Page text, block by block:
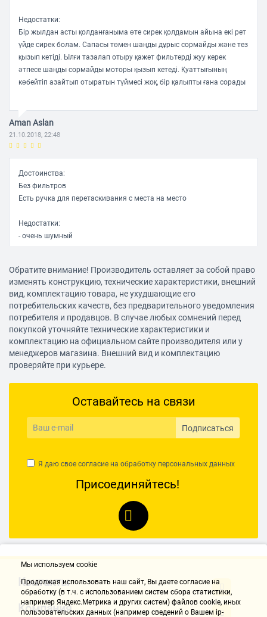
Недостатки:
Бір жылдан асты қолданғаныма өте сирек қолдамын айына екі рет
үйде сирек болам. Сапасы төмен шаңды дұрыс сормайды және тез
қызып кетіді. Ылғи тазалап отыру қажет фильтерді жуу керек
әтпесе шаңды сормайды моторы қызып кетеді. Қуаттығының
көбейтіп азайтып отыратын түймесі жоқ, бір қалыпты ғана сорады
Aman Aslan
21.10.2018, 22:48
Достоинства:
Без фильтров
Есть ручка для перетаскивания с места на место
Недостатки:
- очень шумный
начинает издавать ужасающие звуки (но вроде как эта проблема
решена в более новых версиях пылесосов такого же типа у
Samsung)
- насадка на ручку плохо подвижная и вообще топорная: если
пылесосишь под кроватями, где приходится опускать ручку
горизонтально полу, эта насадка поднимается над полом и,
соотвественно, не пылесосит по максимому. Приходится
изголяться в разных ракурсах и тратить силы и нервы, чтобы
много лет. Но если бы знать все его минусы заранее, не купила бы.
18.10.2018, 14:07
Хорошая мощность, приятный внешний вид.
Недостатки:
Труба сборная, не выдвижная (это терпимо, влияет только на
удобство хранения).
Отсутствие щетинок на большой щетке, и соответственно, нет
переключателя на щетке - с щетинками/без щетинок.
Обратите внимание! Производитель оставляет за собой право
изменять конструкцию, технические характеристики, внешний
вид, комплектацию товара, не ухудшающие его
потребительских качеств, без предварительного уведомления
потребителя и продавцов. В случае любых сомнений перед
покупкой уточняйте технические характеристики и
комплектацию на официальном сайте производителя или у
менеджеров магазина. Внешний вид и комплектацию
проверяйте при курьере.
Оставайтесь на связи
Подписаться
Я даю свое согласие на обработку персональных данных
Присоединяйтесь!
Контакты
Компания
Мы используем cookie
Продолжая использовать наш cайт, Вы даете согласие на
обработку (в т.ч. с использованием систем сбора статистики,
например Яндекс.Метрика и других систем) файлов cookie, иных
пользовательских данных (например сведений о Вашем ip-